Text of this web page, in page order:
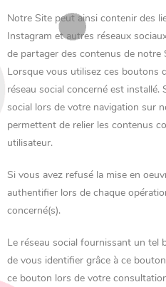
Notre Site peut ainsi contenir des
Instagram et autres réseaux
de partager des contenus de notre
Lorsque vous utilisez ces boutons
réseau social concerné est installé.
social lors de votre navigation sur
permettent de relier les contenus
utilisateur.
Si vous avez refusé la mise en
authentifier lors de chaque
concerné(s).
Le réseau social fournissant un tel
de vous identifier grâce à ce
ce bouton lors de votre